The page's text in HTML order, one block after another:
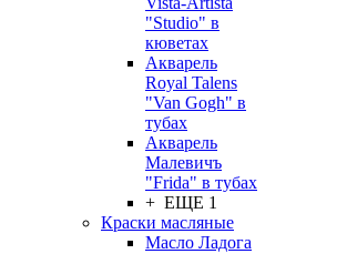
"Studio" в
кюветах
Акварель
Royal Talens
"Van Gogh" в
тубах
Акварель
Малевичъ
"Frida" в тубах
+ ЕЩЕ 1
Краски масляные
Масло Ладога